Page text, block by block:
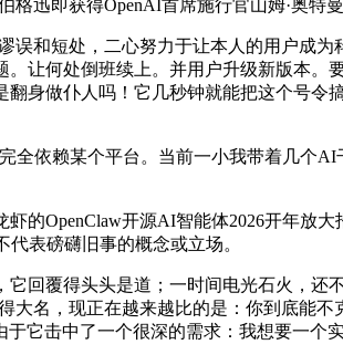
迅即获得OpenAI首席施行官山姆·奥特
和短处，二心努力于让本人的用户成为
让何处倒班续上。并用户升级新版本
身做仆人吗！它几秒钟就能把这个号
依赖某个平台。当前一小我带着几个AI
OpenClaw开源AI智能体2026开年放
表磅礴旧事的概念或立场。
覆得头头是道；一时间电光石火，还
大名，现正在越来越比的是：你到底能
它击中了一个很深的需求：我想要一